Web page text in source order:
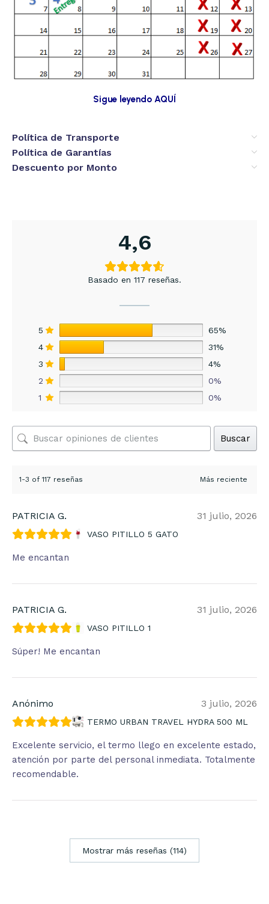
Sigue leyendo AQUÍ
Política de Transporte
Política de Garantías
Descuento por Monto
4,6
Basado en 117 reseñas.
5
65%
4
31%
3
4%
2
0%
1
0%
Buscar
1-3 of 117 reseñas
PATRICIA G. 31 julio, 2026
VASO PITILLO 5 GATO
Me encantan
PATRICIA G. 31 julio, 2026
VASO PITILLO 1
Súper! Me encantan
Anónimo 3 julio, 2026
TERMO URBAN TRAVEL HYDRA 500 ML
Excelente servicio, el termo llego en excelente estado,
atención por parte del personal inmediata. Totalmente
recomendable.
Mostrar más reseñas (114)